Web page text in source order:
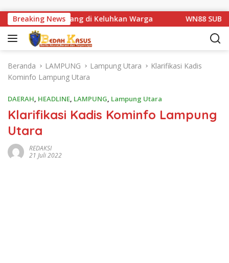
Breaking News
Km 1 Basarang di Keluhkan Warga WN88 SUB UNIT
Beranda LAMPUNG Lampung Utara
Klarifikasi Kadis
Kominfo Lampung Utara
DAERAH, HEADLINE, LAMPUNG, Lampung Utara
Klarifikasi Kadis Kominfo Lampung
Utara
REDAKSI
21 Juli 2022